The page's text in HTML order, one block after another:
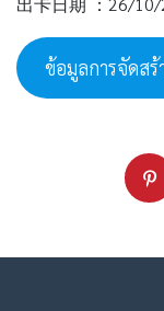
ข้อมูลการจัดส